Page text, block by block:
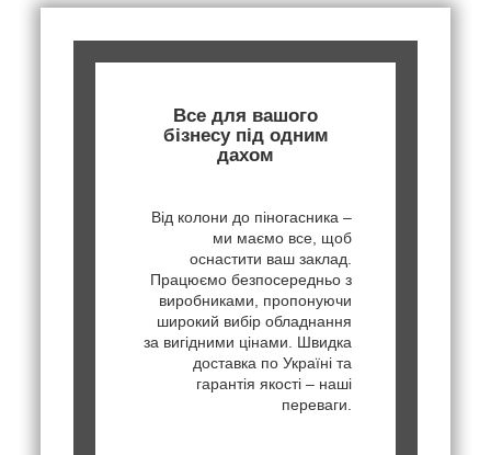
Все для вашого
бізнесу під одним
дахом
Від колони до піногасника –
ми маємо все, щоб
оснастити ваш заклад.
Працюємо безпосередньо з
виробниками, пропонуючи
широкий вибір обладнання
за вигідними цінами. Швидка
доставка по Україні та
гарантія якості – наші
переваги.